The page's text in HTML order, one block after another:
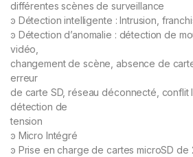
différentes scènes de surveillance
ͽ Détection intelligente : Intrusion,
ͽ Détection d’anomalie : détection de
vidéo,
changement de scène, absence de
erreur
de carte SD, réseau déconnecté, conflit
détection de
tension
ͽ Micro Intégré
ͽ Prise en charge de cartes microSD de